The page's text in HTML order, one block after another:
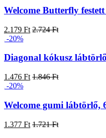
Welcome Butterfly
2.179 Ft 2.724 Ft
-20%
Diagonal kókusz
1.476 Ft 1.846 Ft
-20%
Welcome gumi lábtörlő,
1.377 Ft 1.721 Ft